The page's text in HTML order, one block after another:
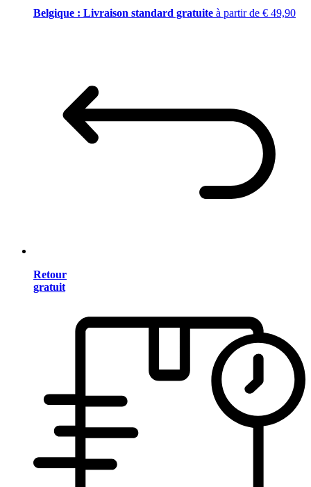
Belgique : Livraison standard gratuite à partir de € 49,90
Retour
gratuit